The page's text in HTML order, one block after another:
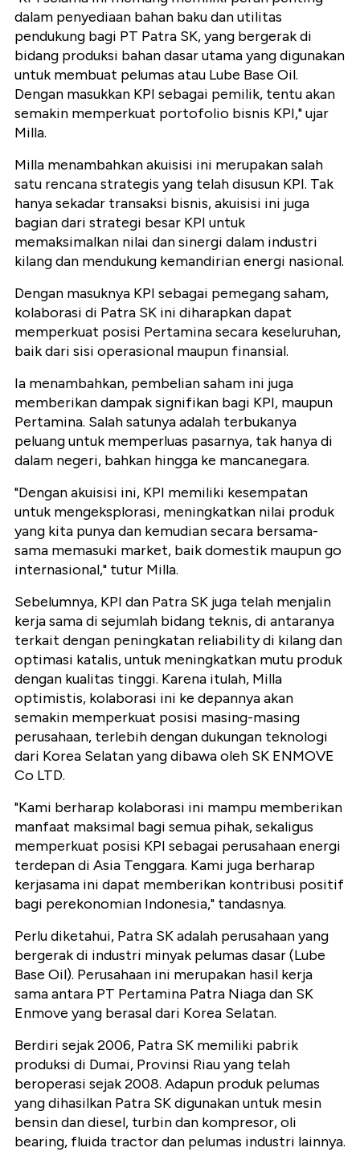
dalam penyediaan bahan baku dan utilitas
pendukung bagi PT Patra SK, yang bergerak di
bidang produksi bahan dasar utama yang digunakan
untuk membuat pelumas atau Lube Base Oil.
Dengan masukkan KPI sebagai pemilik, tentu akan
semakin memperkuat portofolio bisnis KPI," ujar
Milla.
Milla menambahkan akuisisi ini merupakan salah
satu rencana strategis yang telah disusun KPI. Tak
hanya sekadar transaksi bisnis, akuisisi ini juga
bagian dari strategi besar KPI untuk
memaksimalkan nilai dan sinergi dalam industri
kilang dan mendukung kemandirian energi nasional.
Dengan masuknya KPI sebagai pemegang saham,
kolaborasi di Patra SK ini diharapkan dapat
memperkuat posisi Pertamina secara keseluruhan,
baik dari sisi operasional maupun finansial.
Ia menambahkan, pembelian saham ini juga
memberikan dampak signifikan bagi KPI, maupun
Pertamina. Salah satunya adalah terbukanya
peluang untuk memperluas pasarnya, tak hanya di
dalam negeri, bahkan hingga ke mancanegara.
"Dengan akuisisi ini, KPI memiliki kesempatan
untuk mengeksplorasi, meningkatkan nilai produk
yang kita punya dan kemudian secara bersama-
sama memasuki market, baik domestik maupun go
internasional," tutur Milla.
Sebelumnya, KPI dan Patra SK juga telah menjalin
kerja sama di sejumlah bidang teknis, di antaranya
terkait dengan peningkatan reliability di kilang dan
optimasi katalis, untuk meningkatkan mutu produk
dengan kualitas tinggi. Karena itulah, Milla
optimistis, kolaborasi ini ke depannya akan
semakin memperkuat posisi masing-masing
perusahaan, terlebih dengan dukungan teknologi
dari Korea Selatan yang dibawa oleh SK ENMOVE
Co LTD.
"Kami berharap kolaborasi ini mampu memberikan
manfaat maksimal bagi semua pihak, sekaligus
memperkuat posisi KPI sebagai perusahaan energi
terdepan di Asia Tenggara. Kami juga berharap
kerjasama ini dapat memberikan kontribusi positif
bagi perekonomian Indonesia," tandasnya.
Perlu diketahui, Patra SK adalah perusahaan yang
bergerak di industri minyak pelumas dasar (Lube
Base Oil). Perusahaan ini merupakan hasil kerja
sama antara PT Pertamina Patra Niaga dan SK
Enmove yang berasal dari Korea Selatan.
Berdiri sejak 2006, Patra SK memiliki pabrik
produksi di Dumai, Provinsi Riau yang telah
beroperasi sejak 2008. Adapun produk pelumas
yang dihasilkan Patra SK digunakan untuk mesin
bensin dan diesel, turbin dan kompresor, oli
bearing, fluida tractor dan pelumas industri lainnya.